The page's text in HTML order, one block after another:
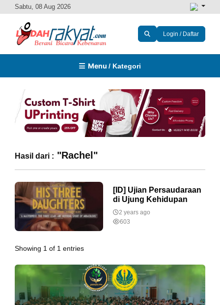
Sabtu, 08 Aug 2026
Login / Daftar
Menu / Kategori
Hasil dari : "Rachel"
[ID] Ujian Persaudaraan
di Ujung Kehidupan
2 years ago
603
Showing 1 of 1 entries